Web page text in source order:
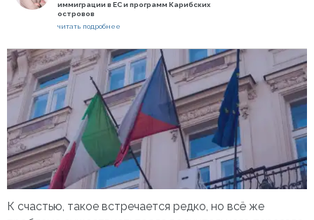
иммиграции в ЕС и программ Карибских
островов
читать подробнее
К счастью, такое встречается редко, но всё же